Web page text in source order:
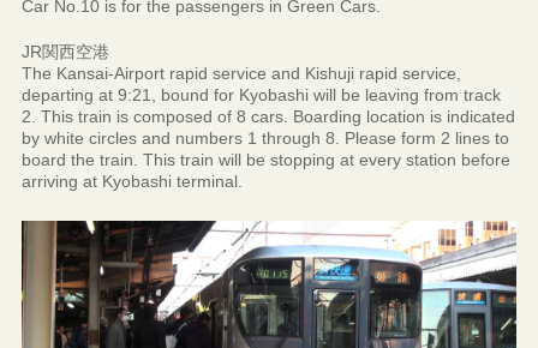
Car No.10 is for the passengers in Green Cars.
JR関西空港
The Kansai-Airport rapid service and Kishuji rapid service,
departing at 9:21, bound for Kyobashi will be leaving from track
2. This train is composed of 8 cars. Boarding location is indicated
by white circles and numbers 1 through 8. Please form 2 lines to
board the train. This train will be stopping at every station before
arriving at Kyobashi terminal.